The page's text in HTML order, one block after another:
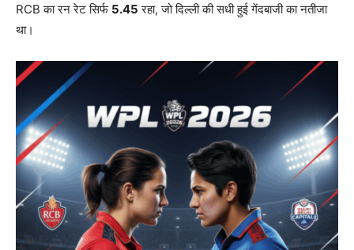
RCB का रन रेट सिर्फ 5.45 रहा, जो दिल्ली की सधी हुई गेंदबाजी का नतीजा
था।